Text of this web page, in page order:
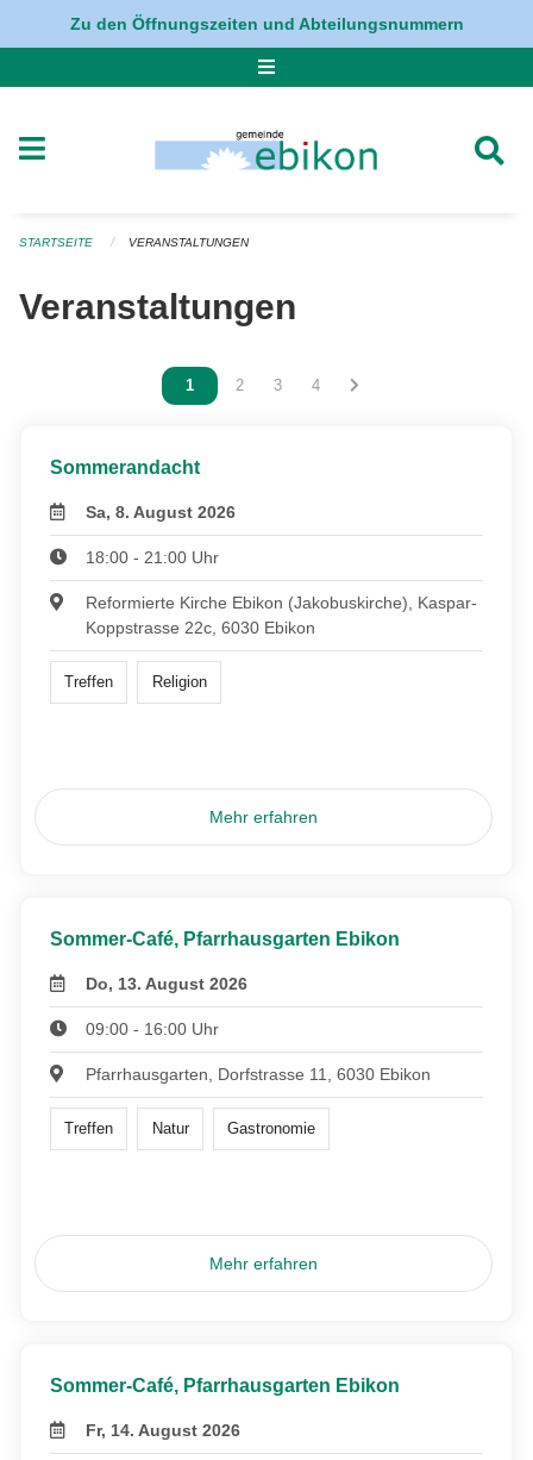
Navigation überspringen
Zu den Öffnungszeiten und Abteilungsnummern
STARTSEITE VERANSTALTUNGEN
Veranstaltungen
Vous êtes sur la page
1 Vous êtes sur la page
2 Vous êtes sur la page
3 Vous êtes sur la page
4
Sommerandacht
Sa, 8. August 2026
18:00 - 21:00 Uhr
Reformierte Kirche Ebikon (Jakobuskirche), Kaspar-
Koppstrasse 22c, 6030 Ebikon
Treffen Religion
Mehr erfahren
Sommer-Café, Pfarrhausgarten Ebikon
Do, 13. August 2026
09:00 - 16:00 Uhr
Pfarrhausgarten, Dorfstrasse 11, 6030 Ebikon
Treffen Natur Gastronomie
Mehr erfahren
Sommer-Café, Pfarrhausgarten Ebikon
Fr, 14. August 2026